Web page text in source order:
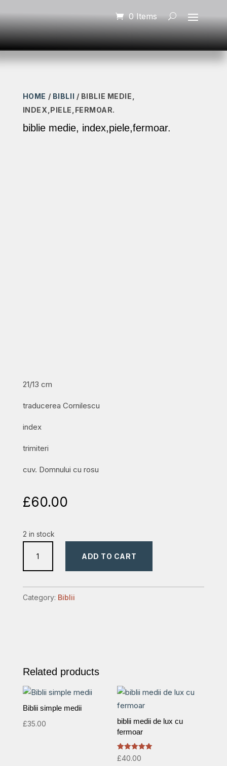
0 Items
HOME / BIBLII / BIBLIE MEDIE,
INDEX,PIELE,FERMOAR.
biblie medie, index,piele,fermoar.
21/13 cm
traducerea Cornilescu
index
trimiteri
cuv. Domnului cu rosu
£60.00
2 in stock
medie,
quantity
ADD TO CART
Category: Biblii
Related products
Biblii simple medii
£35.00
biblii medii de lux cu
fermoar
Rated
5.00
£40.00